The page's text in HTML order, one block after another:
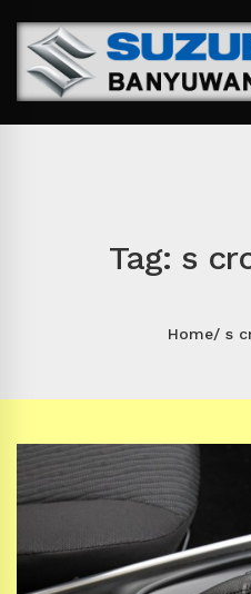
Tag: s
Home s